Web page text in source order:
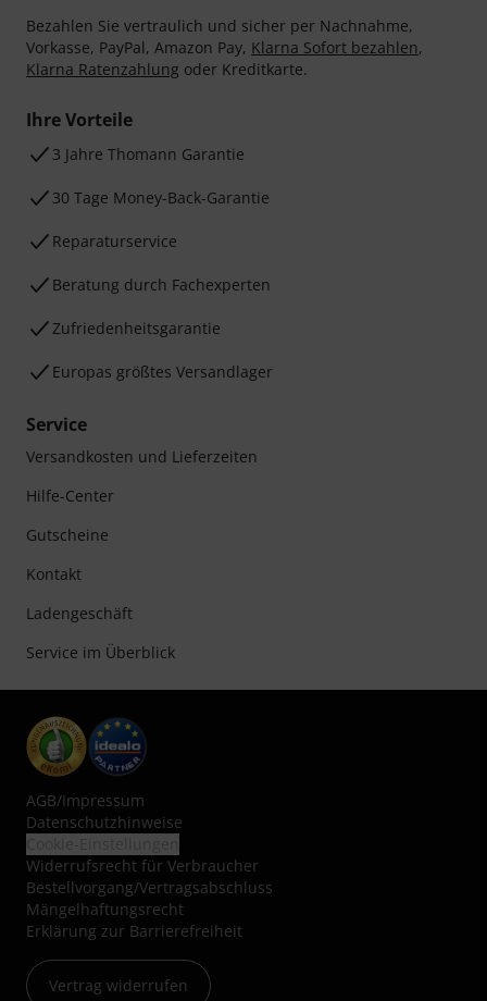
Bezahlen Sie vertraulich und sicher per Nachnahme,
Vorkasse, PayPal, Amazon Pay, Klarna Sofort bezahlen,
Klarna Ratenzahlung oder Kreditkarte.
Ihre Vorteile
3 Jahre Thomann Garantie
30 Tage Money-Back-Garantie
Reparaturservice
Beratung durch Fachexperten
Zufriedenheitsgarantie
Europas größtes Versandlager
Service
Versandkosten und Lieferzeiten
Hilfe-Center
Gutscheine
Kontakt
Ladengeschäft
Service im Überblick
AGB/Impressum
Datenschutzhinweise
Widerrufsrecht für Verbraucher
Bestellvorgang/Vertragsabschluss
Mängelhaftungsrecht
Erklärung zur Barrierefreiheit
Vertrag widerrufen